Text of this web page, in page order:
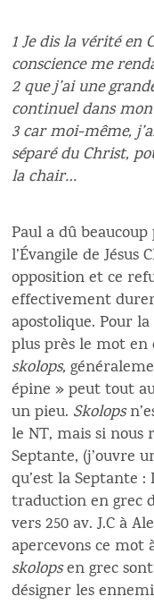
1 Je dis la vérité en
conscience me
2 que j’ai une
continueldans
3 car moi-même,
séparé du Christ,
la chair…
Paul a dû
l’Évangile de Jésus
opposition et ce
effectivement
apostolique. Pour
plus près le mot en
skolops,
épine » peut tout
un pieu. Skolops
le NT, mais si nous
Septante, (j’ouvre
qu’est la Septante
traduction en grec
vers 250 av. J.C à
apercevons ce mot
skolopsen grec
désigner les